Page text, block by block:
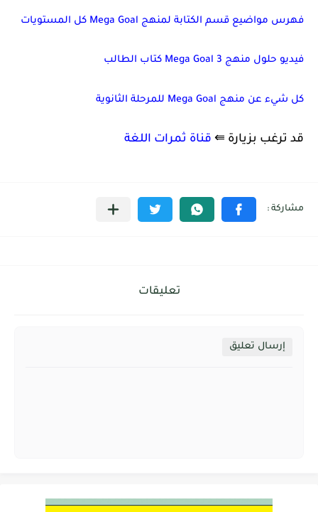
فهرس مواضيع قسم الكتابة لمنهج Mega Goal كل المستويات
فيديو حلول منهج Mega Goal 3 كتاب الطالب
كل شيء عن منهج Mega Goal للمرحلة الثانوية
قد ترغب بزيارة ⇚ قناة ثمرات اللغة
تعليقات
إرسال تعليق